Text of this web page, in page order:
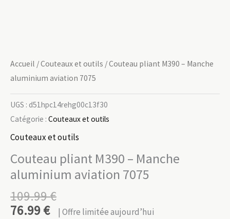
Accueil /Couteaux et outils / Couteau pliant M390 – Manche
aluminium aviation 7075
UGS : d51hpc14rehg00c13f30
Catégorie : Couteaux et outils
Couteaux et outils
Couteau pliant M390 – Manche
aluminium aviation 7075
109.99€
76.99€
| Offre limitée aujourd’hui